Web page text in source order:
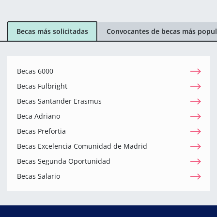
Becas más solicitadas Convocantes de becas más
Becas 6000
Becas Fulbright
Becas Santander Erasmus
Beca Adriano
Becas Prefortia
Becas Excelencia Comunidad de Madrid
Becas Segunda Oportunidad
Becas Salario